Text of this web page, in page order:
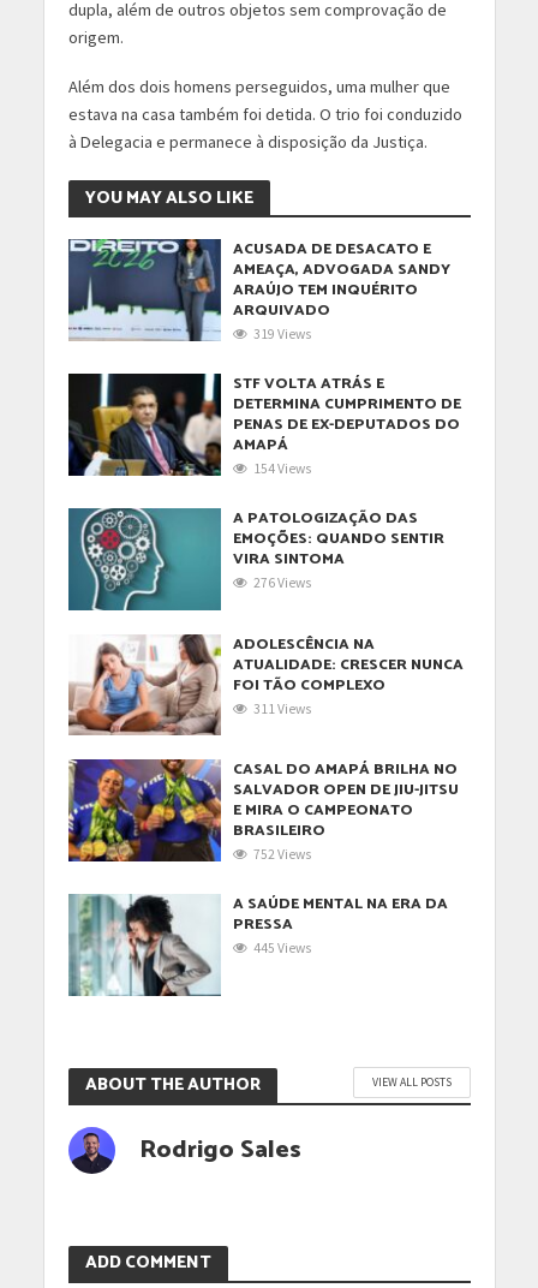
dupla, além de outros objetos sem comprovação de
origem.
Além dos dois homens perseguidos, uma mulher que
estava na casa também foi detida. O trio foi conduzido
à Delegacia e permanece à disposição da Justiça.
YOU MAY ALSO LIKE
ACUSADA DE DESACATO E
AMEAÇA, ADVOGADA SANDY
ARAÚJO TEM INQUÉRITO
ARQUIVADO
319 Views
STF VOLTA ATRÁS E
DETERMINA CUMPRIMENTO DE
PENAS DE EX-DEPUTADOS DO
AMAPÁ
154 Views
A PATOLOGIZAÇÃO DAS
EMOÇÕES: QUANDO SENTIR
VIRA SINTOMA
276 Views
ADOLESCÊNCIA NA
ATUALIDADE: CRESCER NUNCA
FOI TÃO COMPLEXO
311 Views
CASAL DO AMAPÁ BRILHA NO
SALVADOR OPEN DE JIU-JITSU
E MIRA O CAMPEONATO
BRASILEIRO
752 Views
A SAÚDE MENTAL NA ERA DA
PRESSA
445 Views
ABOUT THE AUTHOR VIEW ALL POSTS
Rodrigo Sales
ADD COMMENT